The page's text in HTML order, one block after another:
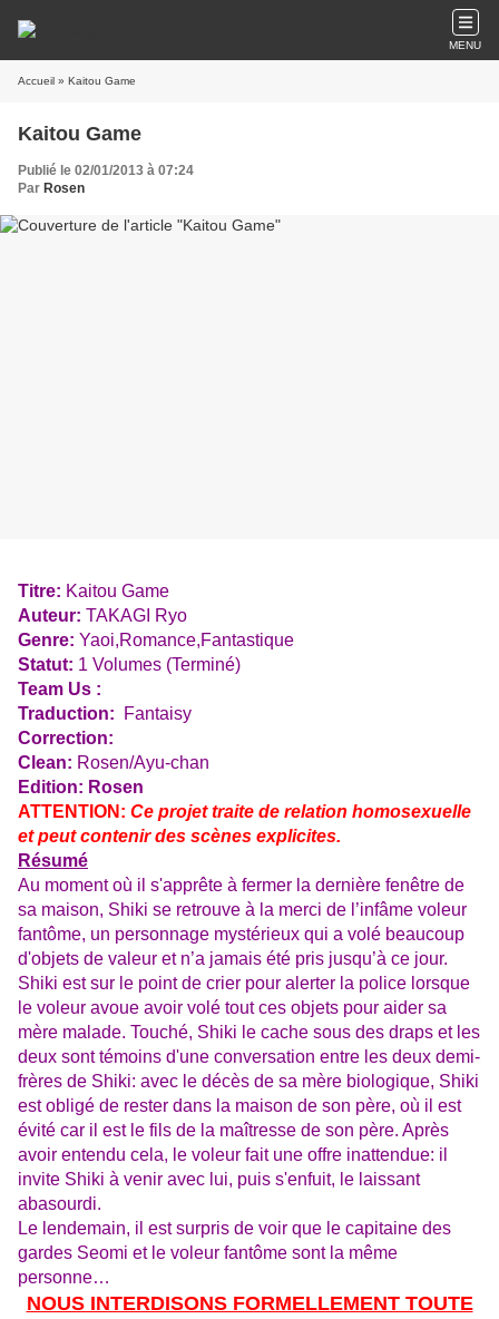
MENU
Accueil » Kaitou Game
Kaitou Game
Publié le 02/01/2013 à 07:24
Par Rosen
Titre: Kaitou Game
Auteur: TAKAGI Ryo
Genre: Yaoi,Romance,Fantastique
Statut: 1 Volumes (Terminé)
Team Us :
Traduction: Fantaisy
Correction:
Clean: Rosen/Ayu-chan
Edition: Rosen
ATTENTION: Ce projet traite de relation homosexuelle
et peut contenir des scènes explicites.
Résumé
Au moment où il s'apprête à fermer la dernière fenêtre de
sa maison, Shiki se retrouve à la merci de l’infâme voleur
fantôme, un personnage mystérieux qui a volé beaucoup
d'objets de valeur et n’a jamais été pris jusqu’à ce jour.
Shiki est sur le point de crier pour alerter la police lorsque
le voleur avoue avoir volé tout ces objets pour aider sa
mère malade. Touché, Shiki le cache sous des draps et les
deux sont témoins d'une conversation entre les deux demi-
frères de Shiki: avec le décès de sa mère biologique, Shiki
est obligé de rester dans la maison de son père, où il est
évité car il est le fils de la maîtresse de son père. Après
avoir entendu cela, le voleur fait une offre inattendue: il
invite Shiki à venir avec lui, puis s'enfuit, le laissant
abasourdi.
Le lendemain, il est surpris de voir que le capitaine des
gardes Seomi et le voleur fantôme sont la même
personne…
NOUS INTERDISONS FORMELLEMENT TOUTE